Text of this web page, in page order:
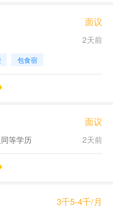
面议
2天前
包食宿
面议
等学历 2天前
3千5-4千/月